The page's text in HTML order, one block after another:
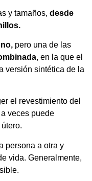
y tamaños, desde
pero una de las
, en la que el
versión sintética de la
el revestimiento del
veces puede
persona a otra y
vida. Generalmente,